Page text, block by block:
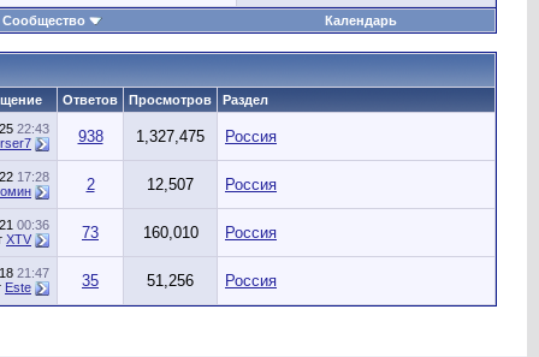
Сообщество Календарь
Ответов Просмотров Раздел
22:43
938 1,327,475 Россия
17:28
2 12,507 Россия
00:36
XTV 73 160,010 Россия
21:47
Este 35 51,256 Россия